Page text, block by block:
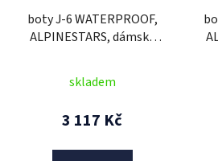
boty J-6 WATERPROOF,
ALPINESTARS, dámské
skladem
3 117 Kč